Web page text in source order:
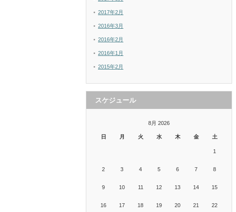
2017年2月
2016年3月
2016年2月
2016年1月
2015年2月
スケジュール
8月 2026
日 月 火 水 木 金 土
1
2 3 4 5 6 7 8
9 10 11 12 13 14 15
16 17 18 19 20 21 22